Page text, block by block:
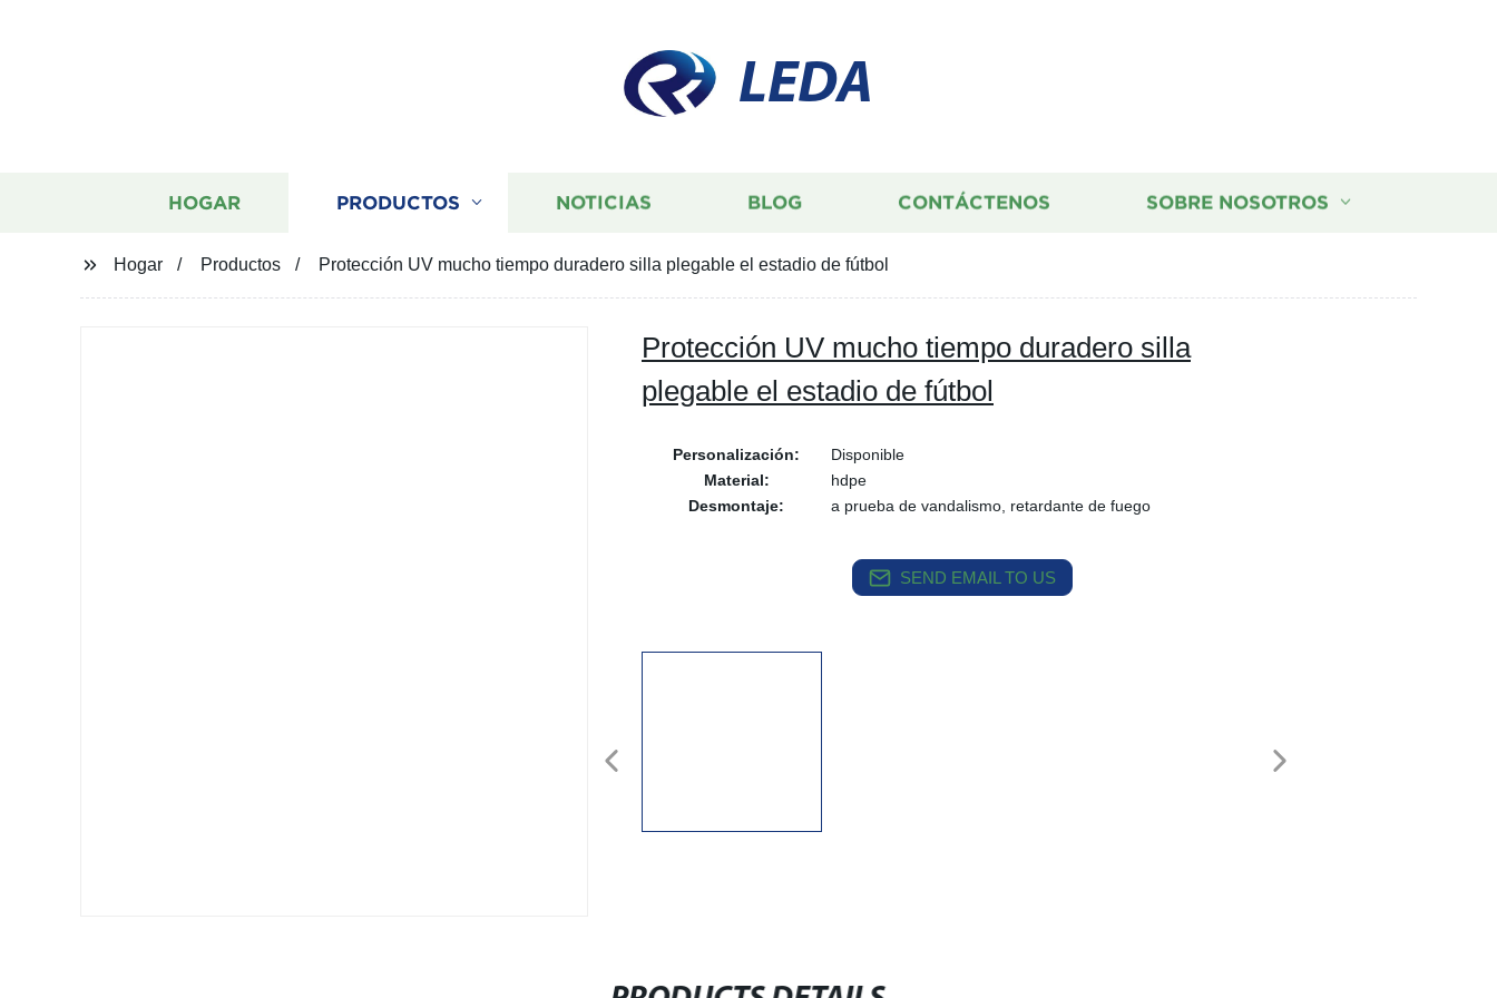
LEDA
HOGAR PRODUCTOS NOTICIAS BLOG CONTÁCTENOS SOBRE NOSOTROS
Hogar Productos Protección UV mucho tiempo duradero silla plegable el estadio de fútbol
Protección UV mucho tiempo duradero silla
plegable el estadio de fútbol
Personalización:
Disponible
Material:
hdpe
Desmontaje:
a prueba de vandalismo, retardante de fuego
SEND EMAIL TO US